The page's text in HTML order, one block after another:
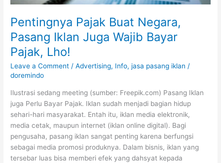
Pentingnya Pajak Buat Negara,
Pasang Iklan Juga Wajib Bayar
Pajak, Lho!
Leave a Comment /Advertising, Info,jasa pasang iklan /
doremindo
Ilustrasi sedang meeting (sumber: Freepik.com) Pasang Iklan
juga Perlu Bayar Pajak. Iklan sudah menjadi bagian hidup
sehari-hari masyarakat. Entah itu, iklan media elektronik,
media cetak, maupun internet (iklan online digital). Bagi
pengusaha, pasang iklan sangat penting karena berfungsi
sebagai media promosi produknya. Dalam bisnis, iklan yang
tersebar luas bisa memberi efek yang dahsyat kepada